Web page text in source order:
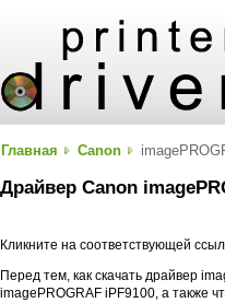
Главная Canon
Драйвер Canon
Кликните на соответствующей
Перед тем, как скачать драйвер
imagePROGRAF iPF9100, а также